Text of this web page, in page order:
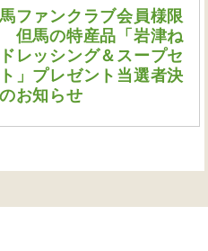
ファンクラブ会員様限
但馬の特産品「岩津ね
レッシング＆スープセ
」プレゼント当選者決
お知らせ